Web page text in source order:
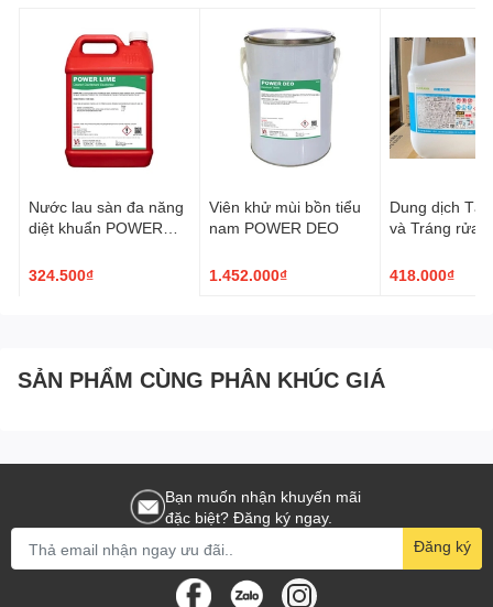
Nước lau sàn đa năng
diệt khuẩn POWER
324.500₫
Viên khử mùi bồn tiểu
nam POWER DEO
1.452.000₫
Dung dịch
và Tráng rửa
418.000₫
SẢN PHẨM CÙNG PHÂN KHÚC GIÁ
Bạn muốn nhận khuyến mãi
đặc biệt? Đăng ký ngay.
Đăng ký